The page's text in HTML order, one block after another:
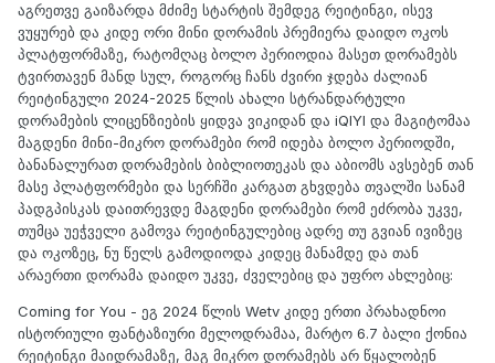
აგრეთვე გაიზარდა მძიმე სტარტის შემდეგ რეიტინგი, ისევ
ვუყურებ და კიდე ორი მინი დორამის პრემიერა დაიდო ოკოს
პლატფორმაზე, რატომღაც ბოლო პერიოდია მასეთ დორამებს
ტვირთავენ მანდ სულ, როგორც ჩანს ძვირი ჯდება ძალიან
რეიტინგული 2024-2025 წლის ახალი სტრანდარტული
დორამების ლიცენზიების ყიდვა ვიკიდან და iQIYI და მაგიტომაა
მაგდენი მინი-მიკრო დორამები რომ იდება ბოლო პერიოდში,
ბანანალურათ დორამების ბიბლიოთეკას და აბიომს ავსებენ თან
მასე პლატფორმები და სერჩში კარგათ გხვდება თვალში სანამ
პადგპისკას დაითრევდე მაგდენი დორამები რომ ეძრობა უკვე,
თუმცა უეჭველი გამოვა რეიტინგულებიც ადრე თუ გვიან ივიზეც
და ოკოზეც, ნუ წელს გამოდიოდა კიდეც მანამდე და თან
არაერთი დორამა დაიდო უკვე, ძველებიც და უფრო ახლებიც:
Coming for You - ეგ 2024 წლის Wetv კიდე ერთი პრახადნოი
ისტორიული ფანტაზიური მელოდრამაა, მარტო 6.7 ბალი ქონია
რეიტინგი მაიდრამაზე, მაგ მიკრო დორამებს არ წყალობენ